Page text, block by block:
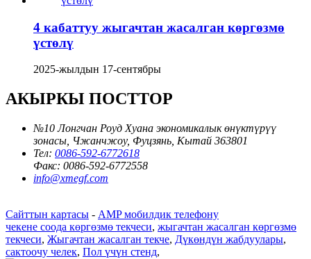
4 кабаттуу жыгачтан жасалган көргөзмө
үстөлү
2025-жылдын 17-сентябры
АКЫРКЫ ПОСТТОР
№10 Лонгчан Роуд Хуана экономикалык өнүктүрүү
зонасы, Чжанчжоу, Фуцзянь, Кытай 363801
Тел: 0086-592-6772618
Факс: 0086-592-6772558
info@xmegf.com
Сайттын картасы - AMP мобилдик телефону
чекене соода көргөзмө текчеси, жыгачтан жасалган көргөзмө
текчеси, Жыгачтан жасалган текче, Дүкөндүн жабдуулары,
сактоочу челек, Пол үчүн стенд,